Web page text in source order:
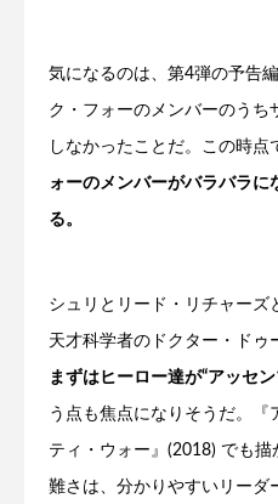
気になるのは、第4弾の予告
ク・フォーのメンバーのうち
しなかったことだ。この時点
ォーのメンバーがバラバラ
る。
シュリとリード・リチャーズ
天才科学者のドクター・ドゥ
まずはヒーロー達が“アッセ
う点も焦点になりそうだ。『
ティ・ウォー』(2018) でも
難さは、分かりやすいリーダ